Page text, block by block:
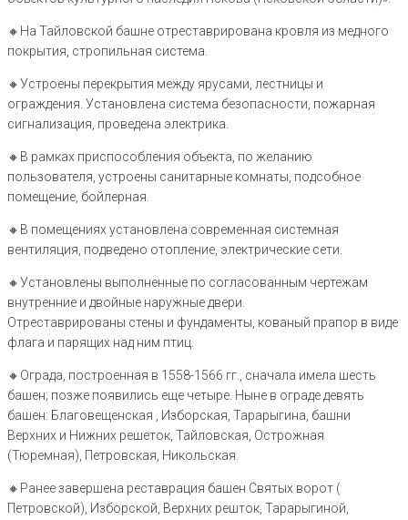
🔸На Тайловской башне отреставрирована кровля из медного
покрытия, стропильная система.
🔸Устроены перекрытия между ярусами, лестницы и
ограждения. Установлена система безопасности, пожарная
сигнализация, проведена электрика.
🔸В рамках приспособления объекта, по желанию
пользователя, устроены санитарные комнаты, подсобное
помещение, бойлерная.
🔸В помещениях установлена современная системная
вентиляция, подведено отопление, электрические сети.
🔸Установлены выполненные по согласованным чертежам
внутренние и двойные наружные двери.
Отреставрированы стены и фундаменты, кованый прапор в виде
флага и парящих над ним птиц.
🔸️Ограда, построенная в 1558-1566 гг., сначала имела шесть
башен; позже появились еще четыре. Ныне в ограде девять
башен: Благовещенская , Изборская, Тарарыгина, башни
Верхних и Нижних решеток, Тайловская, Острожная
(Тюремная), Петровская, Никольская.
🔸Ранее завершена реставрация башен Святых ворот (
Петровской), Изборской, Верхних решток, Тарарыгиной,